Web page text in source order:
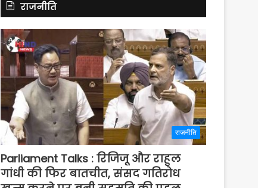
राजनीति
राजनीति
Parliament Talks : रिजिजू और राहुल
गांधी की फिर बातचीत, संसद गतिरोध